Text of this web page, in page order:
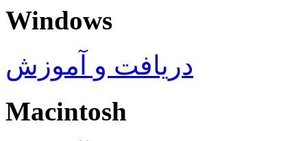
Windows
دریافت و آموزش
Macintosh